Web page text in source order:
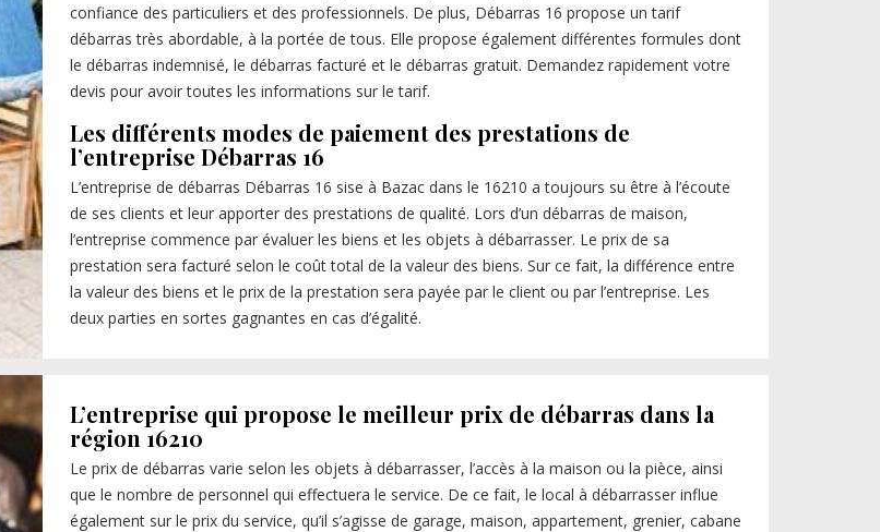
confiance des particuliers et des professionnels. De plus, Débarras 16 propose un tarif
débarras très abordable, à la portée de tous. Elle propose également différentes formules dont
le débarras indemnisé, le débarras facturé et le débarras gratuit. Demandez rapidement votre
devis pour avoir toutes les informations sur le tarif.
Les différents modes de paiement des prestations de
l’entreprise Débarras 16
L’entreprise de débarras Débarras 16 sise à Bazac dans le 16210 a toujours su être à l’écoute
de ses clients et leur apporter des prestations de qualité. Lors d’un débarras de maison,
l’entreprise commence par évaluer les biens et les objets à débarrasser. Le prix de sa
prestation sera facturé selon le coût total de la valeur des biens. Sur ce fait, la différence entre
la valeur des biens et le prix de la prestation sera payée par le client ou par l’entreprise. Les
deux parties en sortes gagnantes en cas d’égalité.
L’entreprise qui propose le meilleur prix de débarras dans la
région 16210
Le prix de débarras varie selon les objets à débarrasser, l’accès à la maison ou la pièce, ainsi
que le nombre de personnel qui effectuera le service. De ce fait, le local à débarrasser influe
également sur le prix du service, qu’il s’agisse de garage, maison, appartement, grenier, cabane